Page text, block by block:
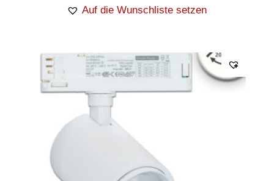
Auf die Wunschliste setzen